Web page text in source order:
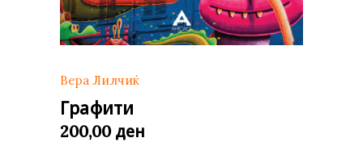
Вера Лилчиќ
Графити
200,00 ден